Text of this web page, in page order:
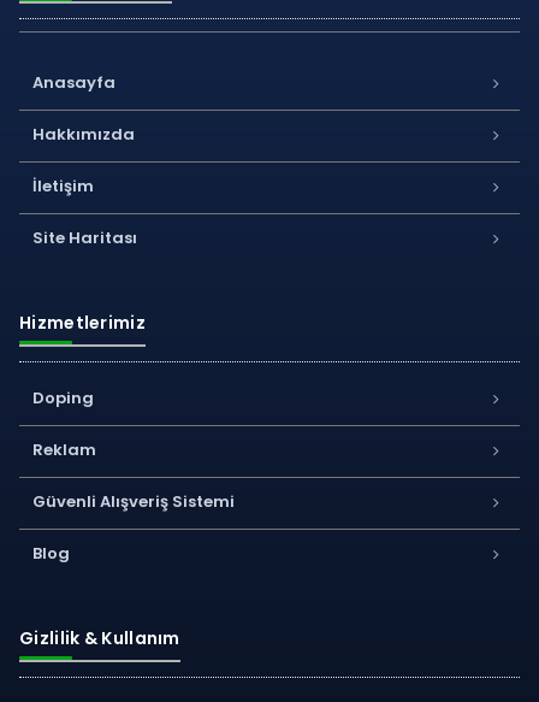
Anasayfa
Hakkımızda
İletişim
Site Haritası
Hizmetlerimiz
Doping
Reklam
Güvenli Alışveriş Sistemi
Blog
Gizlilik & Kullanım